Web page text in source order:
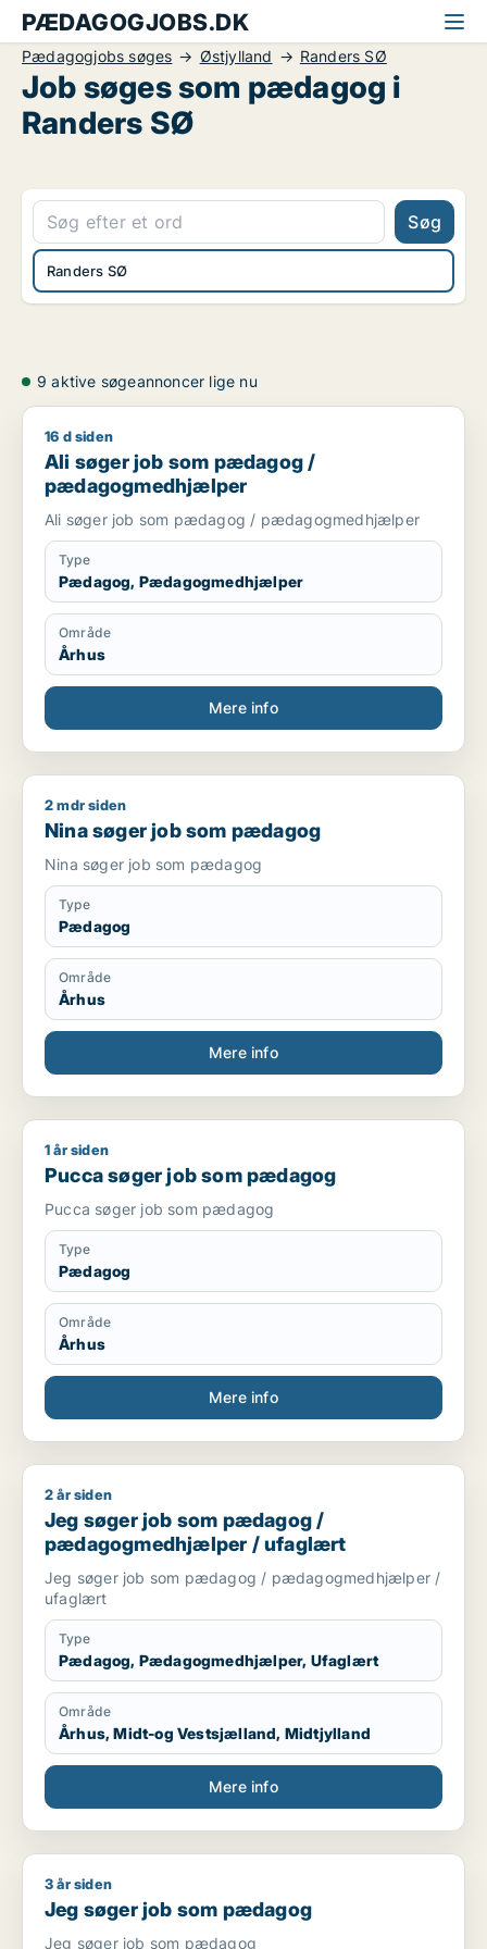
PÆDAGOGJOBS.DK
Pædagogjobs søges Østjylland Randers SØ
Job søges som pædagog i
Randers SØ
Søg
Randers SØ
9 aktive søgeannoncer lige nu
Ali søger job som pædagog / pædagogmedhjælper
16 d siden
Ali søger job som pædagog /
pædagogmedhjælper
Ali søger job som pædagog / pædagogmedhjælper
Type
Pædagog, Pædagogmedhjælper
Område
Århus
Mere info
Nina søger job som pædagog
2 mdr siden
Nina søger job som pædagog
Nina søger job som pædagog
Type
Pædagog
Område
Århus
Mere info
Pucca søger job som pædagog
1 år siden
Pucca søger job som pædagog
Pucca søger job som pædagog
Type
Pædagog
Område
Århus
Mere info
Jeg søger job som pædagog / pædagogmedhjælper /
2 år siden
Jeg søger job som pædagog /
pædagogmedhjælper / ufaglært
Jeg søger job som pædagog / pædagogmedhjælper /
ufaglært
Type
Pædagog, Pædagogmedhjælper, Ufaglært
Område
Århus, Midt-og Vestsjælland, Midtjylland
Mere info
Jeg søger job som pædagog
3 år siden
Jeg søger job som pædagog
Jeg søger job som pædagog